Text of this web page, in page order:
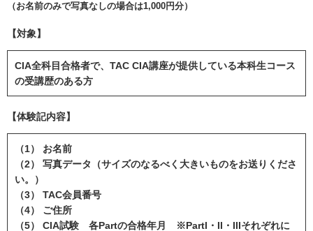
（お名前のみで写真なしの場合は1,000円分）
【対象】
CIA全科目合格者で、TAC CIA講座が提供している本科生コース
の受講歴のある方
【体験記内容】
（1） お名前
（2） 写真データ（サイズのなるべく大きいものをお送りくださ
い。）
（3） TAC会員番号
（4） ご住所
（5） CIA試験 各Partの合格年月 ※PartI・II・IIIそれぞれに